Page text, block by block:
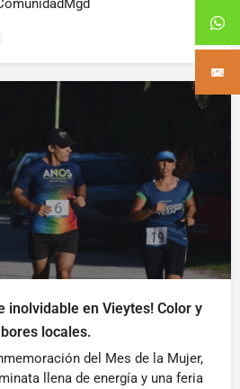
inolvidable en Vieytes! Color y
locales.
del Mes de la Mujer,
llena de energía y una feria